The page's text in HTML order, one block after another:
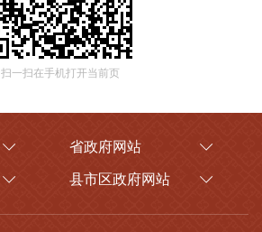
扫一扫在手机打开当前页
省政府网站
县市区政府网站